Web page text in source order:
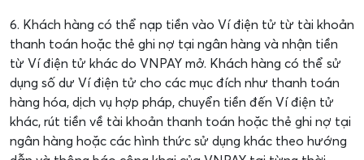
6. Khách hàng có thể nạp tiền vào Ví điện tử từ tài khoản
thanh toán hoặc thẻ ghi nợ tại ngân hàng và nhận tiền
từ Ví điện tử khác do VNPAY mở. Khách hàng có thể sử
dụng số dư Ví điện tử cho các mục đích như thanh toán
hàng hóa, dịch vụ hợp pháp, chuyển tiền đến Ví điện tử
khác, rút tiền về tài khoản thanh toán hoặc thẻ ghi nợ tại
ngân hàng hoặc các hình thức sử dụng khác theo hướng